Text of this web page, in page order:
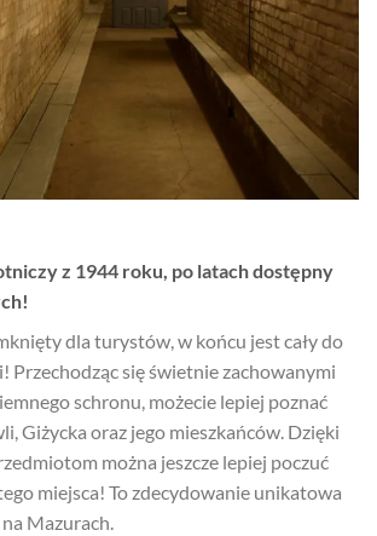
z 1944 roku, po latach dostępny
dla turystów, w końcu jest cały do
Przechodząc się świetnie zachowanymi
schronu, możecie lepiej poznać
Giżycka oraz jego mieszkańców. Dzięki
można jeszcze lepiej poczuć
miejsca! To zdecydowanie unikatowa
Mazurach.